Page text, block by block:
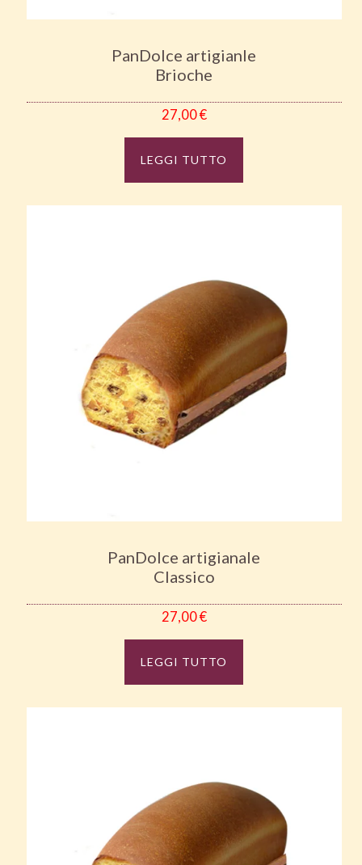
PanDolce artigianle
Brioche
27,00€
LEGGI TUTTO
PanDolce artigianale
Classico
27,00€
LEGGI TUTTO